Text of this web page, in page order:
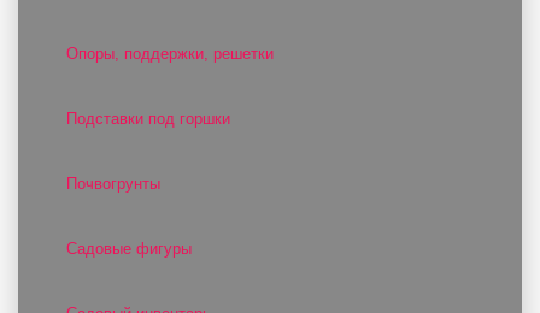
Опоры, поддержки, решетки
Подставки под горшки
Почвогрунты
Садовые фигуры